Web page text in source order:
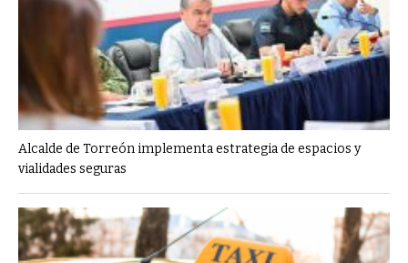
Alcalde de Torreón implementa estrategia de espacios y
vialidades seguras